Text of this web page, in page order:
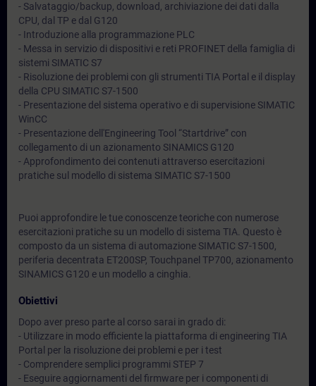
- Salvataggio/backup, download, archiviazione dei dati dalla
CPU, dal TP e dal G120
- Introduzione alla programmazione PLC
- Messa in servizio di dispositivi e reti PROFINET della famiglia di
sistemi SIMATIC S7
- Risoluzione dei problemi con gli strumenti TIA Portal e il display
della CPU SIMATIC S7-1500
- Presentazione del sistema operativo e di supervisione SIMATIC
WinCC
- Presentazione dell'Engineering Tool “Startdrive” con
collegamento di un azionamento SINAMICS G120
- Approfondimento dei contenuti attraverso esercitazioni
pratiche sul modello di sistema SIMATIC S7-1500
Puoi approfondire le tue conoscenze teoriche con numerose
esercitazioni pratiche su un modello di sistema TIA. Questo è
composto da un sistema di automazione SIMATIC S7-1500,
periferia decentrata ET200SP, Touchpanel TP700, azionamento
SINAMICS G120 e un modello a cinghia.
Obiettivi
Dopo aver preso parte al corso sarai in grado di:
- Utilizzare in modo efficiente la piattaforma di engineering TIA
Portal per la risoluzione dei problemi e per i test
- Comprendere semplici programmi STEP 7
- Eseguire aggiornamenti del firmware per i componenti di